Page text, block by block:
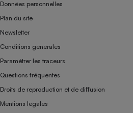
Données personnelles
Plan du site
Newsletter
Conditions générales
Paramétrer les traceurs
Questions fréquentes
Droits de reproduction et de diffusion
Mentions légales